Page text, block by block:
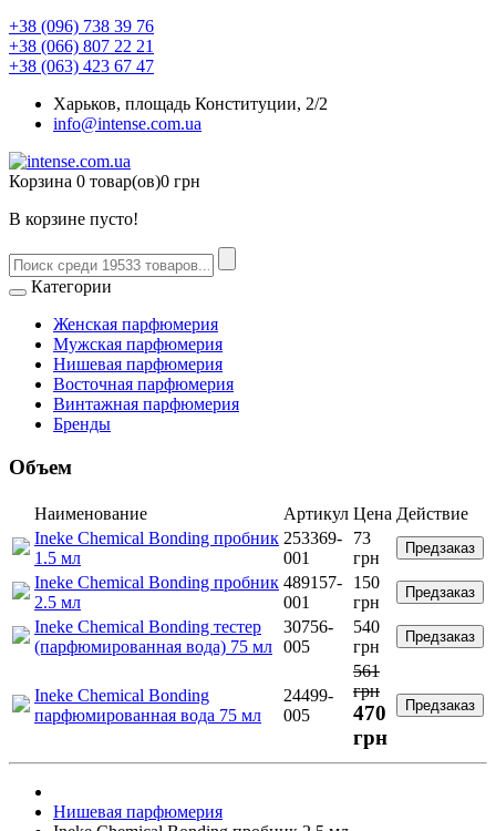
+38 (096) 738 39 76
+38 (066) 807 22 21
+38 (063) 423 67 47
Харьков, площадь Конституции, 2/2
info@intense.com.ua
Корзина 0 товар(ов)0 грн
В корзине пусто!
Категории
Женская парфюмерия
Мужская парфюмерия
Нишевая парфюмерия
Восточная парфюмерия
Винтажная парфюмерия
Бренды
Объем
Наименование Артикул Цена Действие
Ineke Chemical Bonding пробник
1.5 мл
253369-
001
73
грн
Предзаказ
Ineke Chemical Bonding пробник
2.5 мл
489157-
001
150
грн
Предзаказ
Ineke Chemical Bonding тестер
(парфюмированная вода) 75 мл
30756-
005
540
грн
Предзаказ
Ineke Chemical Bonding
парфюмированная вода 75 мл
24499-
005
561
грн
470
грн
Предзаказ
Нишевая парфюмерия